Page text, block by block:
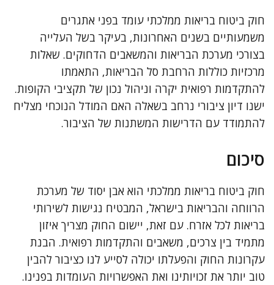
חוק ביטוח בריאות ממלכתי עומד בפני אתגרים
משמעותיים בשנים האחרונות, בעיקר בשל העלייה
בצורכי מערכת הבריאות והמשאבים הדחוקים. שאלות
מרכזיות כוללות הרחבת סל הבריאות, התאמתו
להתקדמות רפואית יקרה וניהול נכון של תקציבי הקופות.
ישנו דיון ציבורי נרחב בשאלה האם המודל הנוכחי מצליח
להתמודד עם הדרישות המשתנות של הציבור.
סיכום
חוק ביטוח בריאות ממלכתי הוא אבן יסוד של מערכת
הרווחה והבריאות בישראל, המבטיח נגישות לשירותי
בריאות לכל אזרח. עם זאת, יישום החוק מצריך איזון
מתמיד בין צרכים, משאבים והתקדמות רפואית. הבנת
עקרונות החוק והפעלתו יכולה לסייע לנו כציבור להבין
טוב יותר את זכויותינו ואת האפשרויות העומדות בפנינו.